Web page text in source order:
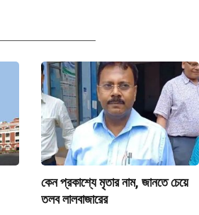
কেন প্রকাশ্যে মৃতার নাম, জানতে চেয়ে
তলব লালবাজারের